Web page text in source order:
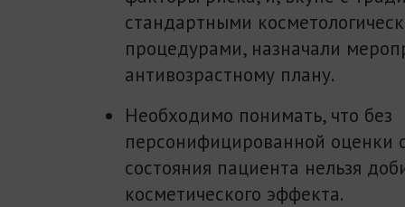
стандартными
процедурами, назначали
антивозрастному плану.
Необходимо понимать, что без
персонифицированной оценки
состояния пациента нельзя
косметического эффекта.